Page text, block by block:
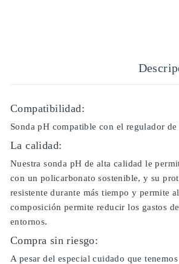
Compatibilidad:
Sonda pH compatible con el regulador
La calidad:
Nuestra sonda pH de alta calidad le
con un policarbonato sostenible, y su
resistente durante más tiempo y permite
composición permite reducir los gastos
entornos.
Compra sin riesgo:
A pesar del especial cuidado que